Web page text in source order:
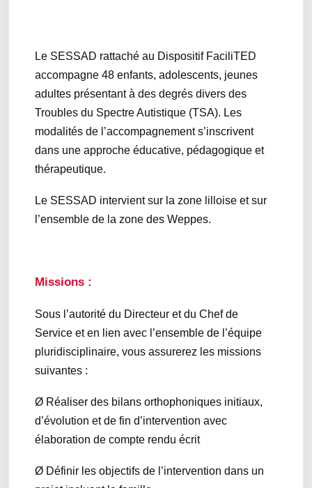
Le SESSAD rattaché au Dispositif FaciliTED
accompagne 48 enfants, adolescents, jeunes
adultes présentant à des degrés divers des
Troubles du Spectre Autistique (TSA). Les
modalités de l’accompagnement s’inscrivent
dans une approche éducative, pédagogique et
thérapeutique.
Le SESSAD intervient sur la zone lilloise et sur
l’ensemble de la zone des Weppes.
Missions :
Sous l’autorité du Directeur et du Chef de
Service et en lien avec l’ensemble de l’équipe
pluridisciplinaire, vous assurerez les missions
suivantes :
Ø Réaliser des bilans orthophoniques initiaux,
d’évolution et de fin d’intervention avec
élaboration de compte rendu écrit
Ø Définir les objectifs de l’intervention dans un